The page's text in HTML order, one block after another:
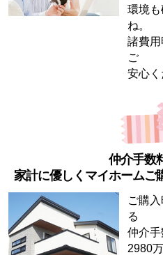
環境
ね。
諸費
ご
安心く
仲介手数
家計に優しくマイホームご
ご購
る
仲介
2980